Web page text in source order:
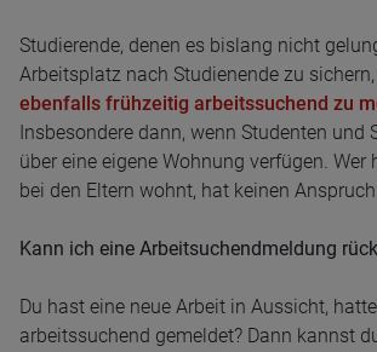
Studierende, denen es bislang nicht
Arbeitsplatz nach Studienende zu
ebenfalls frühzeitig arbeitssuchend zu
Insbesondere dann, wenn Studenten und
über eine eigene Wohnung verfügen. Wer
bei den Eltern wohnt, hat keinen
Kann ich eine Arbeitsuchendmeldung
Du hast eine neue Arbeit in Aussicht,
arbeitssuchend gemeldet? Dann kannst